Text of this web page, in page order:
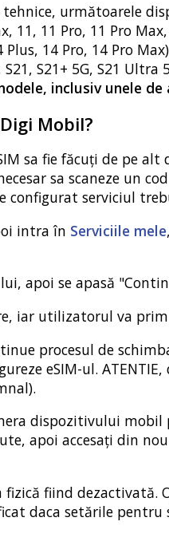
următoarele
11, 11 Pro, 11 Pro
14 Pro, 14 Pro
S21+ 5G, S21
inclusiv unele
Mobil?
sa fie făcuți de pe
sa scaneze un
configurat serviciul
intra în Serviciile mele
apoi se apasă
iar utilizatorul va
procesul de
eSIM-ul.
dispozitivului
apoi accesați din
fizică fiind
daca setările pentru